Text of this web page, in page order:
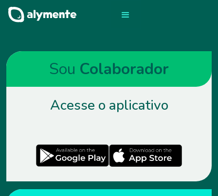
Sou Colaborador
Acesse o aplicativo